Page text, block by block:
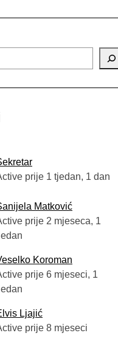
prije 1 tjedan, 1 dan
Matković
prije 2 mjeseca, 1
Koroman
prije 6 mjeseci, 1
Ljajić
prije 8 mjeseci